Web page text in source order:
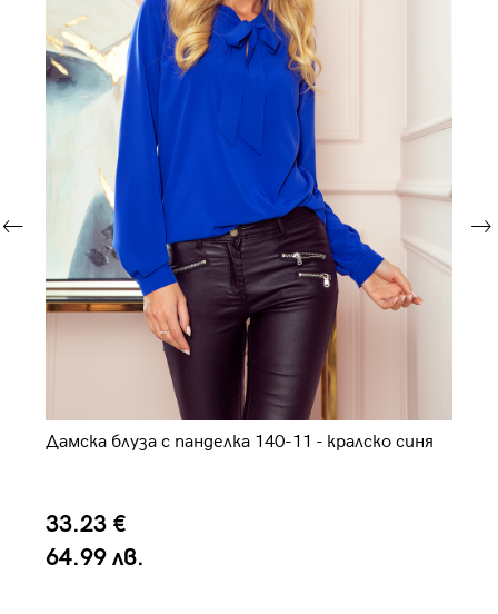
Дамска блуза с панделка 140-11 - кралско синя
33.23 €
64.99 лв.